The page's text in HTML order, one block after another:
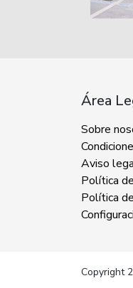
Área
Sobre
Aviso
Política
Política
Copyright